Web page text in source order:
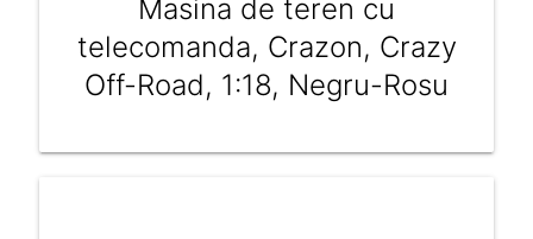
Masina de teren cu
telecomanda, Crazon, Crazy
Off-Road, 1:18, Negru-Rosu